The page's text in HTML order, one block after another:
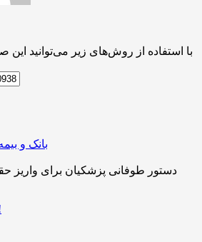
با استفاده از روش‌های زیر می‌توانید این
بانک و
دستور طوفانی پزشکیان برای واریز